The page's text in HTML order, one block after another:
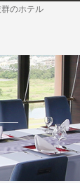
のホテル